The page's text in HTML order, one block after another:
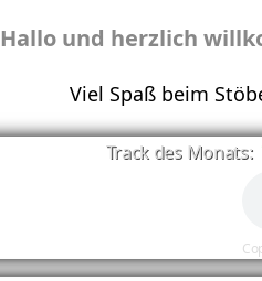
Hallo und herzlich
Viel Spaß beim
Track des Monats: